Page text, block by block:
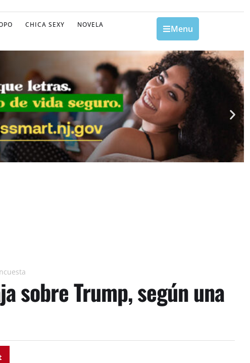
CHICA SEXY NOVELA Menu
sobre Trump, según una